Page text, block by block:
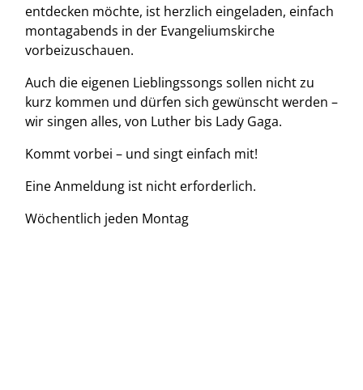
entdecken möchte, ist herzlich eingeladen, einfach
montagabends in der Evangeliumskirche
vorbeizuschauen.
Auch die eigenen Lieblingssongs sollen nicht zu
kurz kommen und dürfen sich gewünscht werden –
wir singen alles, von Luther bis Lady Gaga.
Kommt vorbei – und singt einfach mit!
Eine Anmeldung ist nicht erforderlich.
Wöchentlich jeden Montag